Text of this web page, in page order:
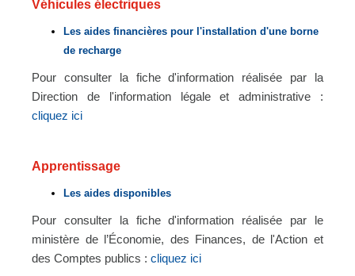
Véhicules électriques
Les aides financières pour l'installation d'une borne
de recharge
Pour consulter la fiche d'information réalisée par la
Direction de l'information légale et administrative :
cliquez ici
Apprentissage
Les aides disponibles
Pour consulter la fiche d'information réalisée par le
ministère de l’Économie, des Finances, de l'Action et
des Comptes publics : cliquez ici